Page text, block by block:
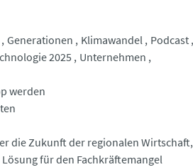
Generationen Klimawandel
Podcast
2025
Unternehmen
werden
die Zukunft der regionalen Wirtschaft,
für den Fachkräftemangel